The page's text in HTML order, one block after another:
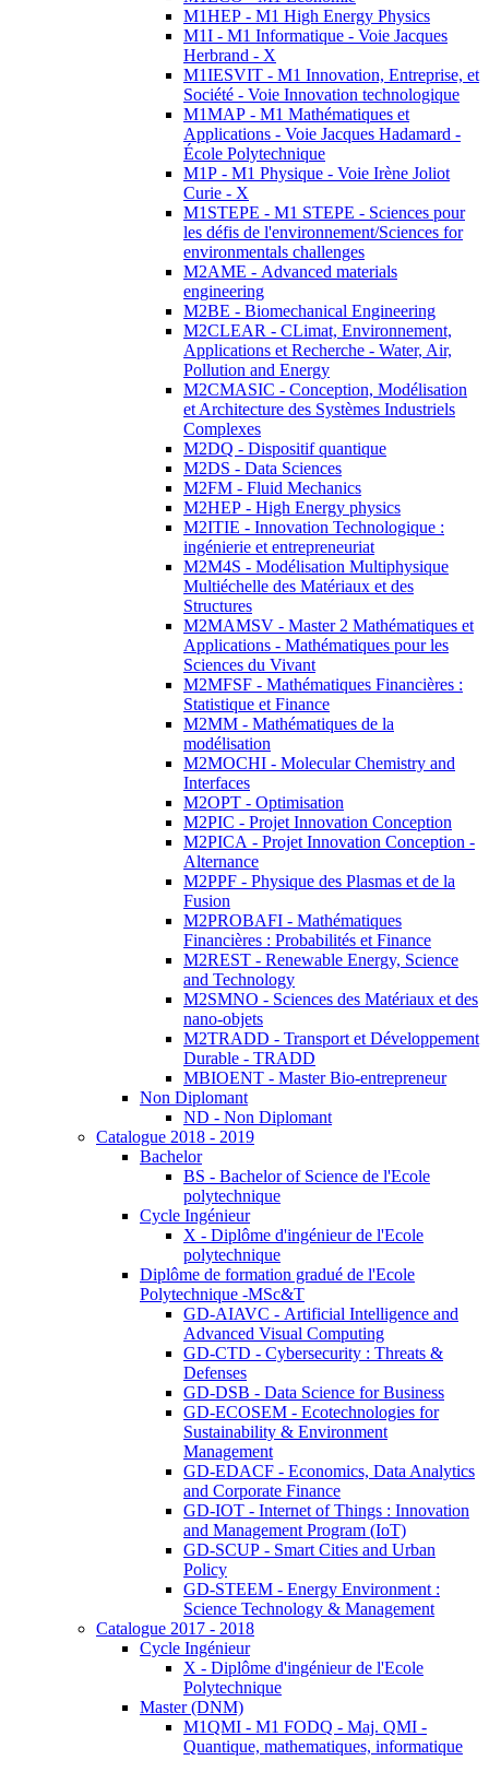
M1HEP - M1 High Energy Physics
M1I - M1 Informatique - Voie Jacques
Herbrand - X
M1IESVIT - M1 Innovation, Entreprise, et
Société - Voie Innovation technologique
M1MAP - M1 Mathématiques et
Applications - Voie Jacques Hadamard -
École Polytechnique
M1P - M1 Physique - Voie Irène Joliot
Curie - X
M1STEPE - M1 STEPE - Sciences pour
les défis de l'environnement/Sciences for
environmentals challenges
M2AME - Advanced materials
engineering
M2BE - Biomechanical Engineering
M2CLEAR - CLimat, Environnement,
Applications et Recherche - Water, Air,
Pollution and Energy
M2CMASIC - Conception, Modélisation
et Architecture des Systèmes Industriels
Complexes
M2DQ - Dispositif quantique
M2DS - Data Sciences
M2FM - Fluid Mechanics
M2HEP - High Energy physics
M2ITIE - Innovation Technologique :
ingénierie et entrepreneuriat
M2M4S - Modélisation Multiphysique
Multiéchelle des Matériaux et des
Structures
M2MAMSV - Master 2 Mathématiques et
Applications - Mathématiques pour les
Sciences du Vivant
M2MFSF - Mathématiques Financières :
Statistique et Finance
M2MM - Mathématiques de la
modélisation
M2MOCHI - Molecular Chemistry and
Interfaces
M2OPT - Optimisation
M2PIC - Projet Innovation Conception
M2PICA - Projet Innovation Conception -
Alternance
M2PPF - Physique des Plasmas et de la
Fusion
M2PROBAFI - Mathématiques
Financières : Probabilités et Finance
M2REST - Renewable Energy, Science
and Technology
M2SMNO - Sciences des Matériaux et des
nano-objets
M2TRADD - Transport et Développement
Durable - TRADD
MBIOENT - Master Bio-entrepreneur
Non Diplomant
ND - Non Diplomant
Catalogue 2018 - 2019
Bachelor
BS - Bachelor of Science de l'Ecole
polytechnique
Cycle Ingénieur
X - Diplôme d'ingénieur de l'Ecole
polytechnique
Diplôme de formation gradué de l'Ecole
Polytechnique -MSc&T
GD-AIAVC - Artificial Intelligence and
Advanced Visual Computing
GD-CTD - Cybersecurity : Threats &
Defenses
GD-DSB - Data Science for Business
GD-ECOSEM - Ecotechnologies for
Sustainability & Environment
Management
GD-EDACF - Economics, Data Analytics
and Corporate Finance
GD-IOT - Internet of Things : Innovation
and Management Program (IoT)
GD-SCUP - Smart Cities and Urban
Policy
GD-STEEM - Energy Environment :
Science Technology & Management
Catalogue 2017 - 2018
Cycle Ingénieur
X - Diplôme d'ingénieur de l'Ecole
Polytechnique
Master (DNM)
M1QMI - M1 FODQ - Maj. QMI -
Quantique, mathematiques, informatique